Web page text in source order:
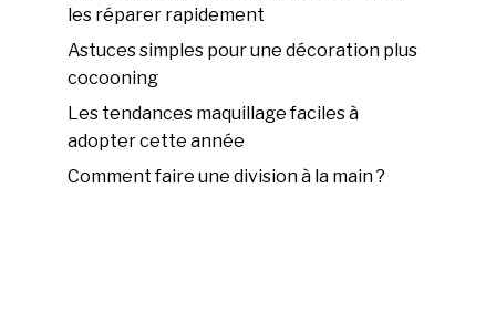
les réparer rapidement
Astuces simples pour une décoration plus
cocooning
Les tendances maquillage faciles à
adopter cette année
Comment faire une division à la main ?